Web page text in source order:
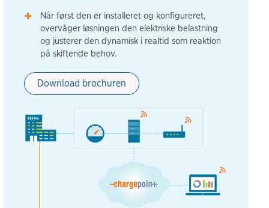
Når først den er installeret og konfigureret,
overvåger løsningen den elektriske belastning
og justerer den dynamisk i realtid som reaktion
på skiftende behov.
Download brochuren